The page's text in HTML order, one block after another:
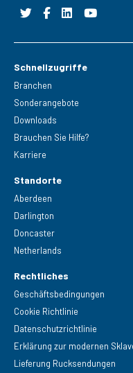
Schnellzugriffe
Branchen
Sonderangebote
Downloads
Brauchen Sie Hilfe?
Karriere
Standorte
Aberdeen
Darlington
Doncaster
Netherlands
Rechtliches
Geschäftsbedingungen
Cookie Richtlinie
Datenschutzrichtlinie
Erklärung zur modernen
Lieferung Rucksendungen